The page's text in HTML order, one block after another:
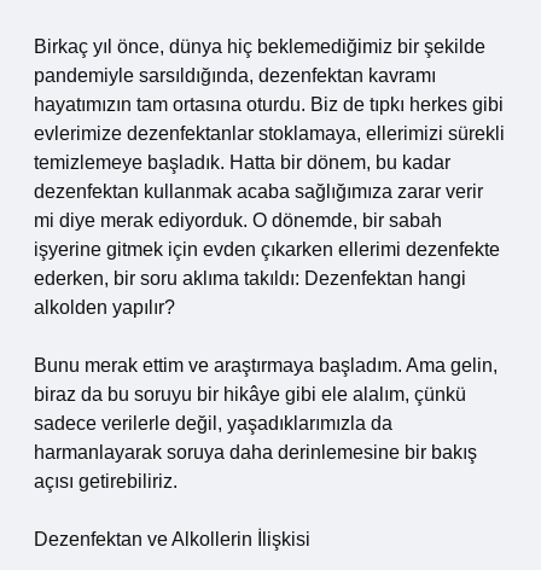
Birkaç yıl önce, dünya hiç beklemediğimiz bir şekilde
pandemiyle sarsıldığında, dezenfektan kavramı
hayatımızın tam ortasına oturdu. Biz de tıpkı herkes gibi
evlerimize dezenfektanlar stoklamaya, ellerimizi sürekli
temizlemeye başladık. Hatta bir dönem, bu kadar
dezenfektan kullanmak acaba sağlığımıza zarar verir
mi diye merak ediyorduk. O dönemde, bir sabah
işyerine gitmek için evden çıkarken ellerimi dezenfekte
ederken, bir soru aklıma takıldı: Dezenfektan hangi
alkolden yapılır?
Bunu merak ettim ve araştırmaya başladım. Ama gelin,
biraz da bu soruyu bir hikâye gibi ele alalım, çünkü
sadece verilerle değil, yaşadıklarımızla da
harmanlayarak soruya daha derinlemesine bir bakış
açısı getirebiliriz.
Dezenfektan ve Alkollerin İlişkisi